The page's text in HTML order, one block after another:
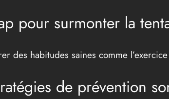
pour surmonter la
des habitudes saines comme
de prévention